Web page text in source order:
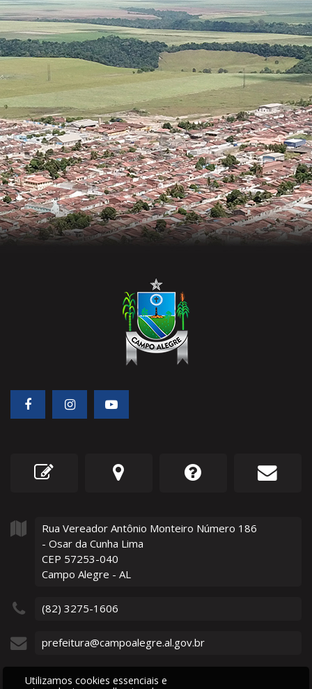
Rua Vereador Antônio Monteiro Número 186
- Osar da Cunha Lima
CEP 57253-040
Campo Alegre - AL
(82) 3275-1606
prefeitura@campoalegre.al.gov.br
Utilizamos cookies essenciais e